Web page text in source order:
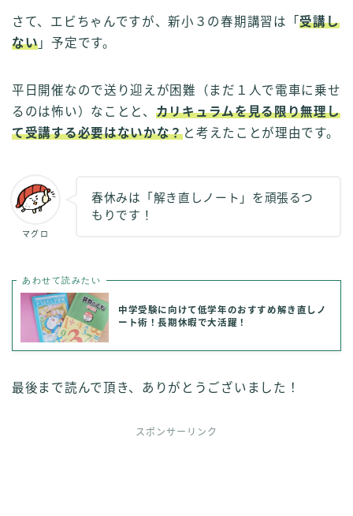
さて、エビちゃんですが、新小３の春期講習は「受講し
ない 」予定です。
平日開催なので送り迎えが困難（まだ１人で電車に乗せ
るのは怖い）なことと、 カリキュラムを見る限り無理し
て受講する必要はないかな？と考えたことが理由です。
マグロ
春休みは「解き直しノート」を頑張るつ
もりです！
あわせて読みたい
中学受験に向けて低学年のおすすめ解き直しノ
ート術！長期休暇で大活躍！
最後まで読んで頂き、ありがとうございました！
スポンサーリンク